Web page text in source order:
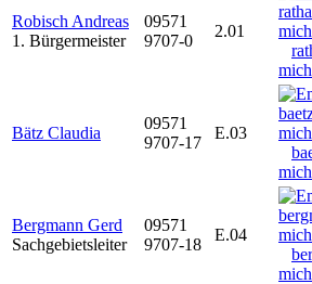
Robisch Andreas
1. Bürgermeister
09571
9707-0
2.01
Bätz Claudia
09571
9707-17
E.03
Bergmann Gerd
Sachgebietsleiter
09571
9707-18
E.04